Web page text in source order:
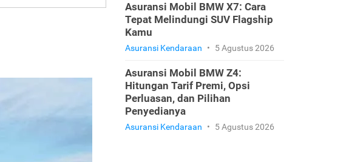
Asuransi Mobil BMW X7: Cara
Tepat Melindungi SUV Flagship
Kamu
Asuransi Kendaraan • 5 Agustus 2026
Asuransi Mobil BMW Z4:
Hitungan Tarif Premi, Opsi
Perluasan, dan Pilihan
Penyedianya
Asuransi Kendaraan • 5 Agustus 2026